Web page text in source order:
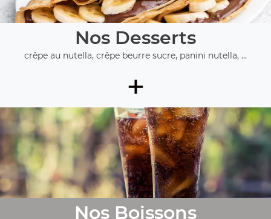
Nos Desserts
crêpe au nutella, crêpe beurre sucre, panini nutella, ...
+
Nos Boissons